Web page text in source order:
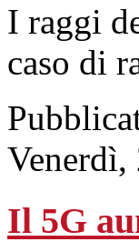
I raggi
caso di
Venerdì,
Il 5G